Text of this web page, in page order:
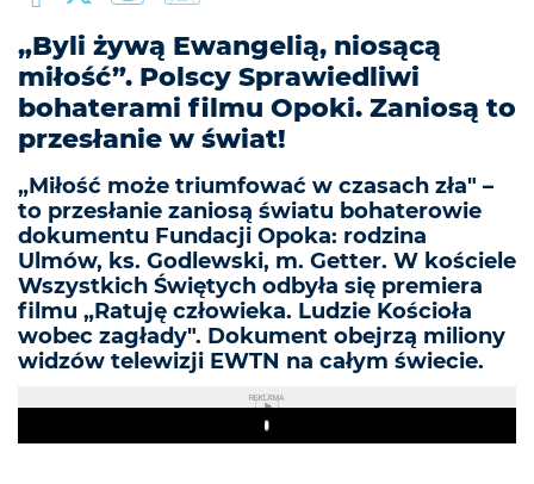
„Byli żywą Ewangelią, niosącą
miłość”. Polscy Sprawiedliwi
bohaterami filmu Opoki. Zaniosą to
przesłanie w świat!
„Miłość może triumfować w czasach zła" –
to przesłanie zaniosą światu bohaterowie
dokumentu Fundacji Opoka: rodzina
Ulmów, ks. Godlewski, m. Getter. W kościele
Wszystkich Świętych odbyła się premiera
filmu „Ratuję człowieka. Ludzie Kościoła
wobec zagłady". Dokument obejrzą miliony
widzów telewizji EWTN na całym świecie.
REKLAMA
Play